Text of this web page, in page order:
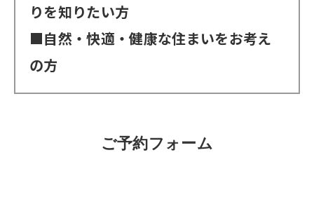
りを知りたい方
■自然・快適・健康な住まいをお考え
の方
ご予約フォーム